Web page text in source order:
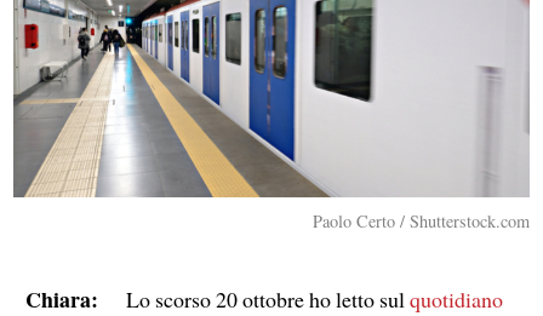
Paolo Certo / Shutterstock.com
Chiara: Lo scorso 20 ottobre ho letto sul quotidiano